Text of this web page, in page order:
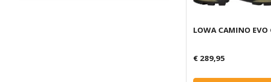
LOWA CAMINO EVO
€ 289,95